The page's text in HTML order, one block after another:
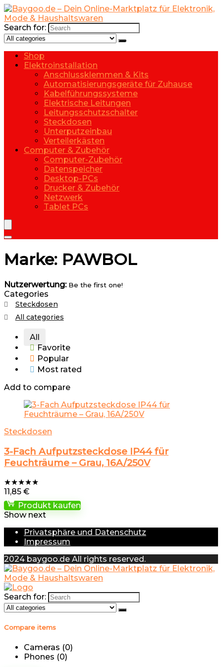
Search for:
Shop
Elektroinstallation
Anschlussklemmen & Kits
Automatisierungsgeräte für Zuhause
Kabelführungssysteme
Elektrische Leitungen
Leitungsschutzschalter
Steckdosen
Unterputzeinbau
Verteilerkästen
Computer & Zubehör
Computer-Zubehör
Datenspeicher
Desktop-PCs
Drucker & Zubehör
Netzwerk
Tablet PCs
Marke: PAWBOL
Nutzerwertung: Be the first one!
Categories
Steckdosen
All categories
All
Favorite
Popular
Most rated
Add to compare
Steckdosen
3-Fach Aufputzsteckdose IP44 für
Feuchträume – Grau, 16A/250V
★★★★★
11,85 €
Produkt kaufen
Show next
Privatsphäre und Datenschutz
Impressum
2024 baygoo.de All rights reserved.
Search for:
Compare items
Cameras (0)
Phones (0)